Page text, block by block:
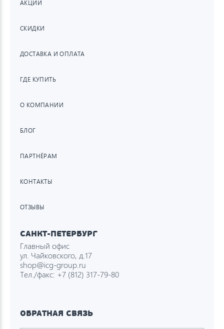
АКЦИИ
СКИДКИ
ДОСТАВКА И ОПЛАТА
ГДЕ КУПИТЬ
О КОМПАНИИ
БЛОГ
ПАРТНЁРАМ
КОНТАКТЫ
ОТЗЫВЫ
САНКТ-ПЕТЕРБУРГ
Главный офис
ул. Чайковского, д.17
shop@icg-group.ru
Тел./факс: +7 (812) 317-79-80
ОБРАТНАЯ СВЯЗЬ